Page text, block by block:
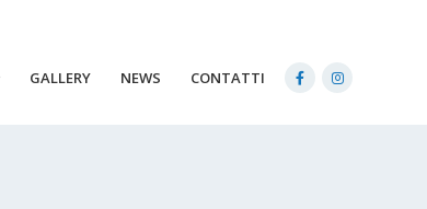
GALLERY NEWS CONTATTI